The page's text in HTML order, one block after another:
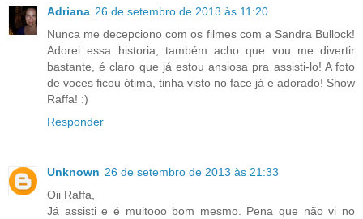
Adriana 26 de setembro de 2013 às 11:20
Nunca me decepciono com os filmes com a Sandra Bullock!
Adorei essa historia, também acho que vou me divertir
bastante, é claro que já estou ansiosa pra assisti-lo! A foto
de voces ficou ótima, tinha visto no face já e adorado! Show
Raffa! :)
Responder
Unknown 26 de setembro de 2013 às 21:33
Oii Raffa,
Já assisti e é muitooo bom mesmo. Pena que não vi no